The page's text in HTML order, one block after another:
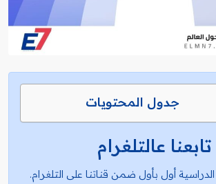
جدول المحتويات
تابعنا عالتلغرام
أول بأول ضمن قناتنا على التلغرام.